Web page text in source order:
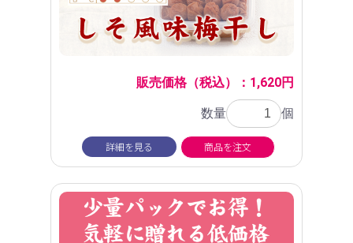
販売価格（税込）：1,620円
数量 個
詳細を見る 商品を注文